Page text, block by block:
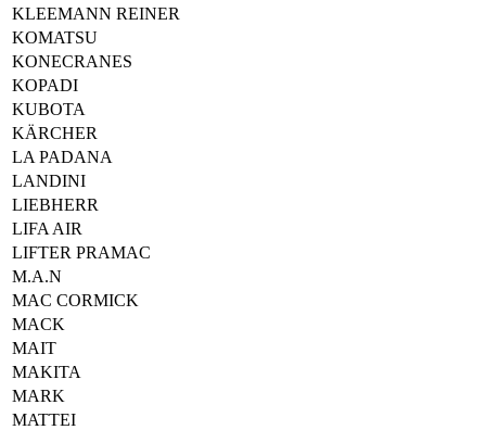
KLEEMANN REINER
KOMATSU
KONECRANES
KOPADI
KUBOTA
KÄRCHER
LA PADANA
LANDINI
LIEBHERR
LIFA AIR
LIFTER PRAMAC
M.A.N
MAC CORMICK
MACK
MAIT
MAKITA
MARK
MATTEI